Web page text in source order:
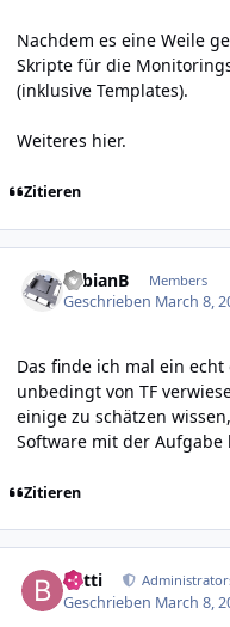
Nachdem es eine Weile
Skripte für die
(inklusive Templates).
Weiteres hier.
Zitieren
FabianB Members
Geschrieben March 8,
Das finde ich mal ein
unbedingt von TF
einige zu schätzen
Software mit der Aufgabe
Zitieren
batti
Geschrieben March 8,